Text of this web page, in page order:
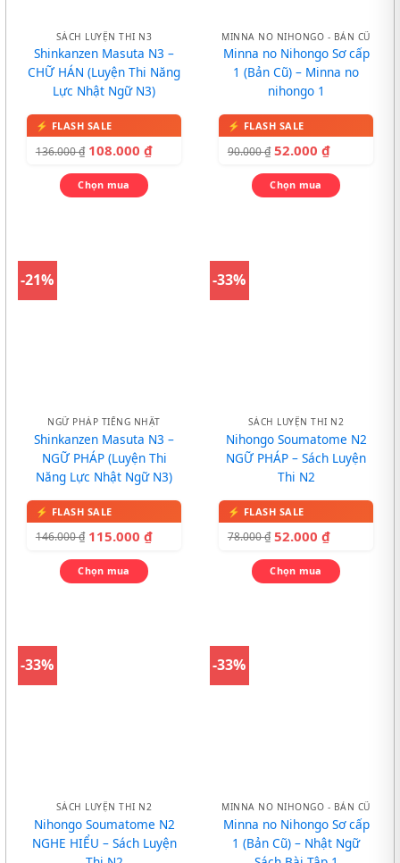
SÁCH LUYỆN THI N3
Shinkanzen Masuta N3 –
CHỮ HÁN (Luyện Thi Năng
Lực Nhật Ngữ N3)
136.000₫ 108.000 ₫
Chọn mua
MINNA NO NIHONGO - BẢN CŨ
Minna no Nihongo Sơ cấp
1 (Bản Cũ) – Minna no
nihongo 1
90.000₫ 52.000 ₫
Chọn mua
-21%
NGỮ PHÁP TIẾNG NHẬT
Shinkanzen Masuta N3 –
NGỮ PHÁP (Luyện Thi
Năng Lực Nhật Ngữ N3)
146.000₫ 115.000 ₫
Chọn mua
-33%
SÁCH LUYỆN THI N2
Nihongo Soumatome N2
NGỮ PHÁP – Sách Luyện
Thi N2
78.000₫ 52.000 ₫
Chọn mua
-33%
SÁCH LUYỆN THI N2
Nihongo Soumatome N2
NGHE HIỂU – Sách Luyện
-33%
MINNA NO NIHONGO - BẢN CŨ
Minna no Nihongo Sơ cấp
1 (Bản Cũ) – Nhật Ngữ